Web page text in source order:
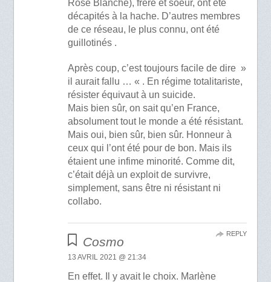
Rose Blanche), frère et soeur, ont été
décapités à la hache. D’autres membres
de ce réseau, le plus connu, ont été
guillotinés .
Après coup, c’est toujours facile de dire »
il aurait fallu … « . En régime totalitariste,
résister équivaut à un suicide.
Mais bien sûr, on sait qu’en France,
absolument tout le monde a été résistant.
Mais oui, bien sûr, bien sûr. Honneur à
ceux qui l’ont été pour de bon. Mais ils
étaient une infime minorité. Comme dit,
c’était déjà un exploit de survivre,
simplement, sans être ni résistant ni
collabo.
Cosmo
13 AVRIL 2021 @ 21:34
En effet. Il y avait le choix. Marlène
REPLY